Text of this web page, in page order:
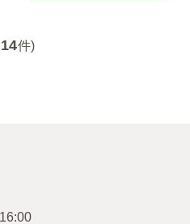
14件)